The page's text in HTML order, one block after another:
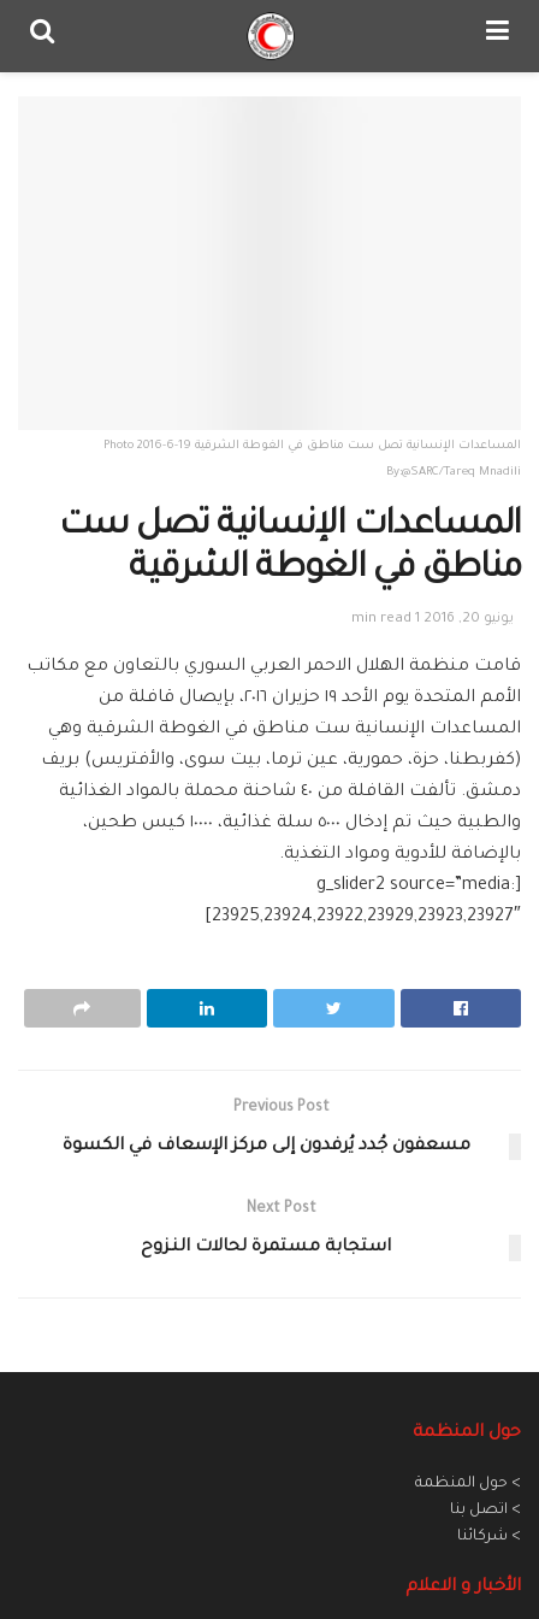
المساعدات الإنسانية تصل ست مناطق في الغوطة الشرقية 19-6-2016 Photo
By:@SARC/Tareq Mnadili
المساعدات الإنسانية تصل ست
مناطق في الغوطة الشرقية
يونيو 20, 2016 1 min read
قامت منظمة الهلال الاحمر العربي السوري بالتعاون مع مكاتب
الأمم المتحدة يوم الأحد ١٩ حزيران ٢٠١٦، بإيصال قافلة من
المساعدات الإنسانية ست مناطق في الغوطة الشرقية وهي
(كفربطنا، حزة، حمورية، عين ترما، بيت سوى، والأفتريس) بريف
دمشق. تألفت القافلة من ٤٠ شاحنة محملة بالمواد الغذائية
والطبية حيث تم إدخال ٥٠٠٠ سلة غذائية، ١٠٠٠٠ كيس طحين،
بالإضافة للأدوية ومواد التغذية.
[g_slider2 source=”media:
23925,23924,23922,23929,23923,23927″]
Previous Post
مسعفون جُدد يُرفدون إلى مركز الإسعاف في الكسوة
Next Post
استجابة مستمرة لحالات النـزوح
حول المنظمة
> حول المنظمة
> اتصل بنا
> شركائنا
الأخبار و الاعلام